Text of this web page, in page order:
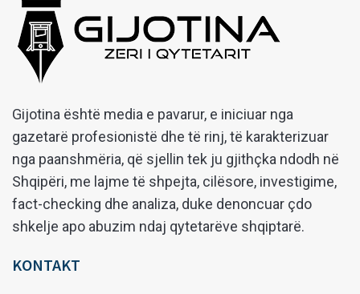
Gijotina është media e pavarur, e iniciuar nga
gazetarë profesionistë dhe të rinj, të karakterizuar
nga paanshmëria, që sjellin tek ju gjithçka ndodh në
Shqipëri, me lajme të shpejta, cilësore, investigime,
fact-checking dhe analiza, duke denoncuar çdo
shkelje apo abuzim ndaj qytetarëve shqiptarë.
KONTAKT